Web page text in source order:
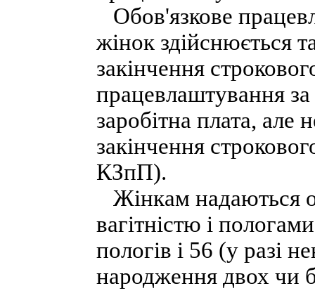
Обов'язкове
жінок здійснюється
закінчення
працевлаштування за
заробітна плата, але
закінчення
КЗпП).
Жінкам надаються
вагітністю і
пологів і 56 (у разі
народження двох чи